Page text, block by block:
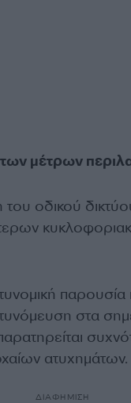
μέτρων
οδικού
παρουσία
στα
ατυχημάτων.
ΔΙΑΦΗΜΙΣΗ